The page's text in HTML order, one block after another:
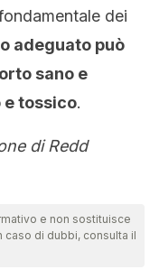
dei
adeguato può
sano e
e tossico.
di Redd
e non sostituisce
caso di dubbi, consulta il